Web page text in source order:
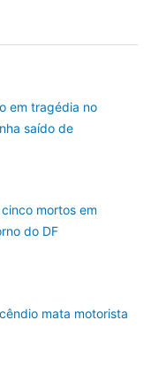
em tragédia no
saído de
mortos em
do DF
mata motorista